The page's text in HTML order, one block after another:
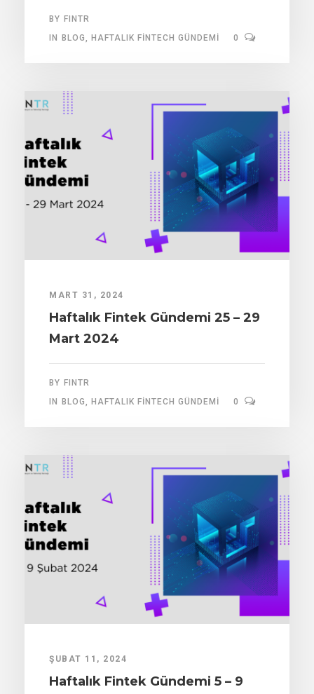
BY FINTR
IN BLOG HAFTALIK FINTECH GÜNDEMI 0
MART 31, 2024
Haftalık Fintek Gündemi 25 – 29
Mart 2024
BY FINTR
IN
BLOG, HAFTALIK FINTECH GÜNDEMI 0
ŞUBAT 11, 2024
Haftalık Fintek Gündemi 5 – 9